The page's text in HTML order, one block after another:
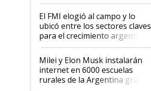
de Milei
El FMI elogió al campo y lo
ubicó entre los sectores claves
para el crecimiento argentino
Milei y Elon Musk instalarán
internet en 6000 escuelas
rurales de la Argentina gracias